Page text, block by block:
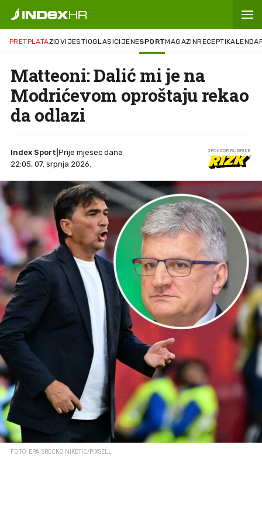
PRETPLATAZIDVIJESTIOGLASICIJENESPORTMAGAZINRECEPTI
Matteoni: Dalić mi je na
Modrićevom oproštaju rekao
da odlazi
Index Sport
Prije mjesec dana
22:05, 07. srpnja 2026.
SPONZOR RUBRIKE
FOTO: EPA, SRECKO NIKETIC/PIXSELL